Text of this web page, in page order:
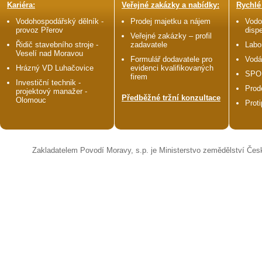
Kariéra:
Vodohospodářský dělník -
provoz Přerov
Řidič stavebního stroje -
Veselí nad Moravou
Hrázný VD Luhačovice
Investiční technik -
projektový manažer -
Olomouc
Veřejné zakázky a nabídky:
Prodej majetku a nájem
Veřejné zakázky – profil
zadavatele
Formulář dodavatele pro
evidenci kvalifikovaných
firem
Předběžné tržní konzultace
Zakladatelem Povodí Moravy, s.p. je Ministerstvo zemědělství